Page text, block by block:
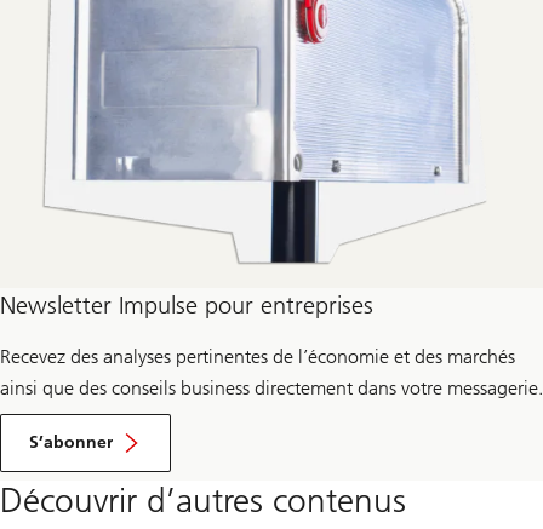
Newsletter Impulse pour entreprises
Recevez des analyses pertinentes de l’économie et des marchés
ainsi que des conseils business directement dans votre messagerie.
S’abonner
pour
newsletter
Découvrir d’autres contenus